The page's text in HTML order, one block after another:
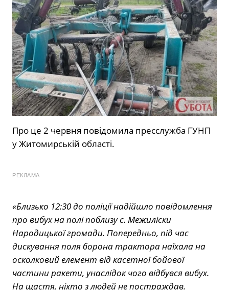
Про це 2 червня повідомила пресслужба ГУНП
у Житомирській області.
РЕКЛАМА
«Близько 12:30 до поліції надійшло повідомлення
про вибух на полі поблизу с. Межиліски
Народицької громади. Попередньо, під час
дискування поля борона трактора наїхала на
осколковий елемент від касетної бойової
частини ракети, унаслідок чого відбувся вибух.
На щастя, ніхто з людей не постраждав.